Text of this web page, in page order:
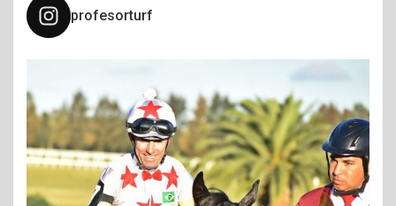
profesorturf